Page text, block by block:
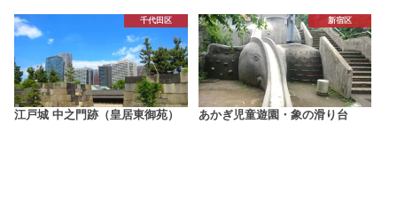
千代田区
江戸城 中之門跡（皇居東御苑）
新宿区
あかぎ児童遊園・象の滑り台